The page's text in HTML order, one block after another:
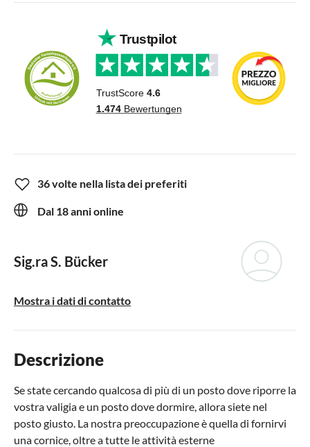
36 volte nella lista dei preferiti
Dal 18 anni online
Sig.ra S. Bücker
Mostra i dati di contatto
Descrizione
Se state cercando qualcosa di più di un posto dove riporre la
vostra valigia e un posto dove dormire, allora siete nel
posto giusto. La nostra preoccupazione è quella di fornirvi
una cornice, oltre a tutte le attività esterne